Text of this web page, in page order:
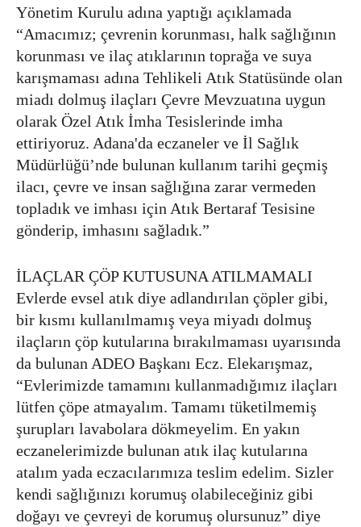
Yönetim Kurulu adına yaptığı açıklamada
“Amacımız; çevrenin korunması, halk sağlığının
korunması ve ilaç atıklarının toprağa ve suya
karışmaması adına Tehlikeli Atık Statüsünde olan
miadı dolmuş ilaçları Çevre Mevzuatına uygun
olarak Özel Atık İmha Tesislerinde imha
ettiriyoruz. Adana'da eczaneler ve İl Sağlık
Müdürlüğü’nde bulunan kullanım tarihi geçmiş
ilacı, çevre ve insan sağlığına zarar vermeden
topladık ve imhası için Atık Bertaraf Tesisine
gönderip, imhasını sağladık.”
İLAÇLAR ÇÖP KUTUSUNA ATILMAMALI
Evlerde evsel atık diye adlandırılan çöpler gibi,
bir kısmı kullanılmamış veya miyadı dolmuş
ilaçların çöp kutularına bırakılmaması uyarısında
da bulunan ADEO Başkanı Ecz. Elekarışmaz,
“Evlerimizde tamamını kullanmadığımız ilaçları
lütfen çöpe atmayalım. Tamamı tüketilmemiş
şurupları lavabolara dökmeyelim. En yakın
eczanelerimizde bulunan atık ilaç kutularına
atalım yada eczacılarımıza teslim edelim. Sizler
kendi sağlığınızı korumuş olabileceğiniz gibi
doğayı ve çevreyi de korumuş olursunuz” diye